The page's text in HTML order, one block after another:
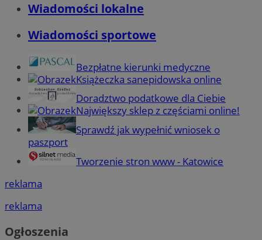
Wiadomości lokalne
Wiadomości sportowe
Bezpłatne kierunki medyczne
Książeczka sanepidowska online
Doradztwo podatkowe dla Ciebie
Największy sklep z częściami online!
Sprawdź jak wypełnić wniosek o
paszport
Tworzenie stron www - Katowice
reklama
reklama
Ogłoszenia